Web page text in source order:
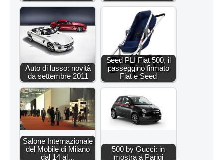
Auto di lusso: novità
da settembre 2011
Seed PLI Fiat 500, il
passeggino firmato
Fiat e Seed
Salone Internazionale
del Mobile di Milano
dal 14 al…
500 by Gucci: in
mostra a Parigi